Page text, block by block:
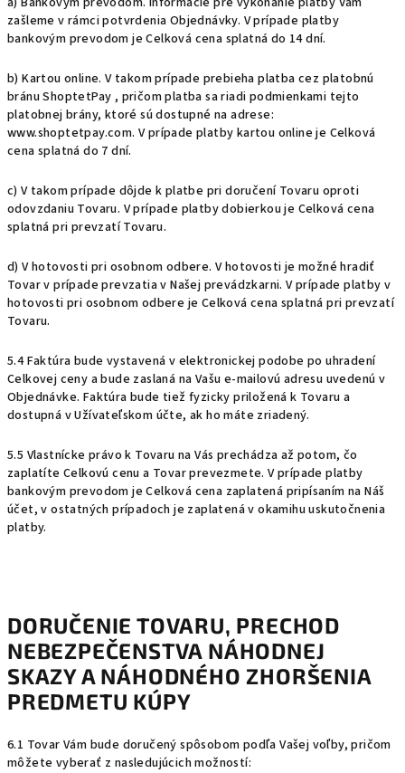
zašleme v rámci potvrdenia Objednávky. V prípade platby
bankovým prevodom je Celková cena splatná do 14 dní.
b) Kartou online. V takom prípade prebieha platba cez platobnú
bránu ShoptetPay , pričom platba sa riadi podmienkami tejto
platobnej brány, ktoré sú dostupné na adrese:
www.shoptetpay.com. V prípade platby kartou online je Celková
cena splatná do 7 dní.
c) V takom prípade dôjde k platbe pri doručení Tovaru oproti
odovzdaniu Tovaru. V prípade platby dobierkou je Celková cena
splatná pri prevzatí Tovaru.
d) V hotovosti pri osobnom odbere. V hotovosti je možné hradiť
Tovar v prípade prevzatia v Našej prevádzkarni. V prípade platby v
hotovosti pri osobnom odbere je Celková cena splatná pri prevzatí
Tovaru.
5.4 Faktúra bude vystavená v elektronickej podobe po uhradení
Celkovej ceny a bude zaslaná na Vašu e-mailovú adresu uvedenú v
Objednávke. Faktúra bude tiež fyzicky priložená k Tovaru a
dostupná v Užívateľskom účte, ak ho máte zriadený.
5.5 Vlastnícke právo k Tovaru na Vás prechádza až potom, čo
zaplatíte Celkovú cenu a Tovar prevezmete. V prípade platby
bankovým prevodom je Celková cena zaplatená pripísaním na Náš
účet, v ostatných prípadoch je zaplatená v okamihu uskutočnenia
platby.
DORUČENIE TOVARU, PRECHOD
NEBEZPEČENSTVA NÁHODNEJ
SKAZY A NÁHODNÉHO ZHORŠENIA
PREDMETU KÚPY
6.1 Tovar Vám bude doručený spôsobom podľa Vašej voľby, pričom
môžete vyberať z nasledujúcich možností: